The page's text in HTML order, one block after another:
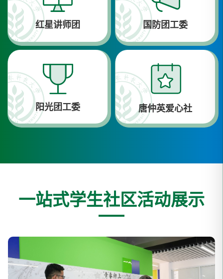
红星讲师团 国防团工委
阳光团工委 唐仲英爱心社
一站式学生社区活动展示